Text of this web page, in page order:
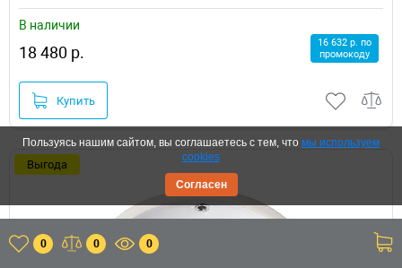
В наличии
18 480 р.
16 632 р. по
промокоду
Купить
Выгода
0 0 0
Пользуясь нашим сайтом, вы соглашаетесь с тем, что мы используем
cookies
Согласен